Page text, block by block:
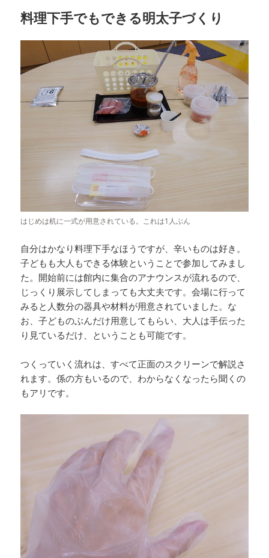
料理下手でもできる明太子づくり
はじめは机に一式が用意されている。これは1人ぶん
自分はかなり料理下手なほうですが、辛いものは好き。
子どもも大人もできる体験ということで参加してみまし
た。開始前には館内に集合のアナウンスが流れるので、
じっくり展示してしまっても大丈夫です。会場に行って
みると人数分の器具や材料が用意されていました。な
お、子どものぶんだけ用意してもらい、大人は手伝った
り見ているだけ、ということも可能です。
つくっていく流れは、すべて正面のスクリーンで解説さ
れます。係の方もいるので、わからなくなったら聞くの
もアリです。